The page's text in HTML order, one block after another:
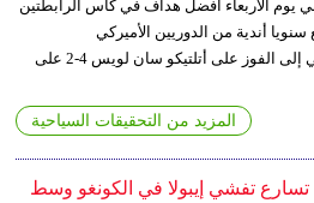
يوم الأربعاء أفضل هداف في كأس الرابطتين
أندية من الدوريين الأميركي
والمكسيكي، بعدما قاد إنتر ميامي إلى الفوز على أتلتيكو سان لويس 4-2 على
المزيد من التحقيقات السياحية
تسارع تفشي إيبولا في الكونغو وسط